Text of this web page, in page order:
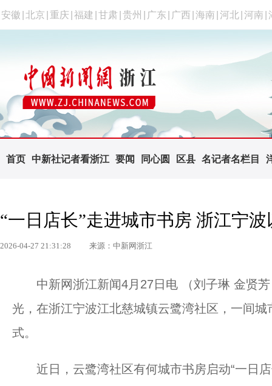
安徽 北京 重庆 福建 甘肃 贵州 广东 广西 海南 河北 河南
首页 中新社记者看浙江 要闻 同心圆 区县 名记者名栏目
“一日店长”走进城市书房 浙江宁
2026-04-27 21:31:28 来源：中新网浙江
中新网浙江新闻4月27日电 （刘子琳 金贤芳
光，在浙江宁波江北慈城镇云鹭湾社区，一间
式。
近日，云鹭湾社区有何城市书房启动“一日店